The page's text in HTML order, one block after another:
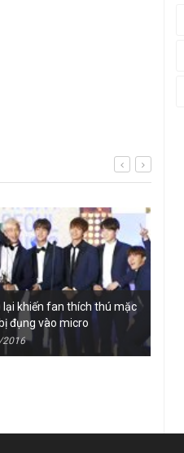
lại khiến fan thích thú mặc
đụng vào micro